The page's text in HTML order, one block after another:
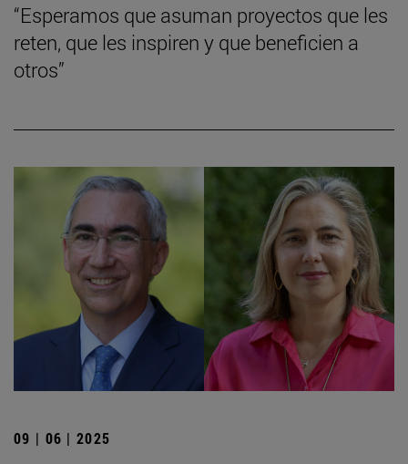
“Esperamos que asuman proyectos que les
reten, que les inspiren y que beneficien a
otros”
09 | 06 | 2025